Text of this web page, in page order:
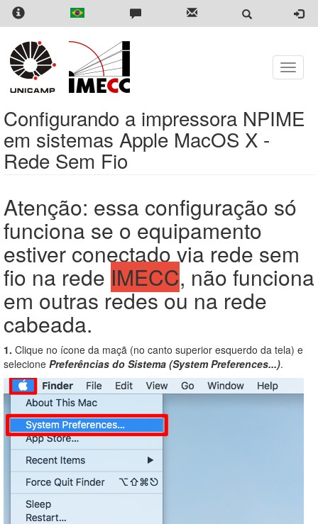
Skip
content
Toggle
Configurando a impressora NPIME
em sistemas Apple MacOS X -
Rede Sem Fio
Atenção: essa configuração só
funciona se o equipamento
estiver conectado via rede sem
fio na rede IMECC, não funciona
em outras redes ou na rede
cabeada.
1. Clique no ícone da maçã (no canto superior esquerdo da tela) e
selecione Preferências do Sistema (System Preferences...).